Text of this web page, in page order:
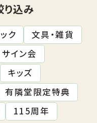
り込み
ク
文具・雑貨
サイン会
キッズ
有隣堂限定特典
115周年